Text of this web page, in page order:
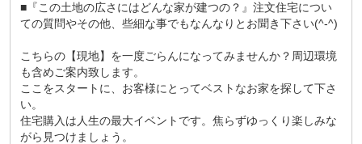
■『この土地の広さにはどんな家が建つの？』注文住宅につい
ての質問やその他、些細な事でもなんなりとお聞き下さい(^-^)
こちらの【現地】を一度ごらんになってみませんか？周辺環境
も含めご案内致します。
ここをスタートに、お客様にとってベストなお家を探して下さ
い。
住宅購入は人生の最大イベントです。焦らずゆっくり楽しみな
がら見つけましょう。